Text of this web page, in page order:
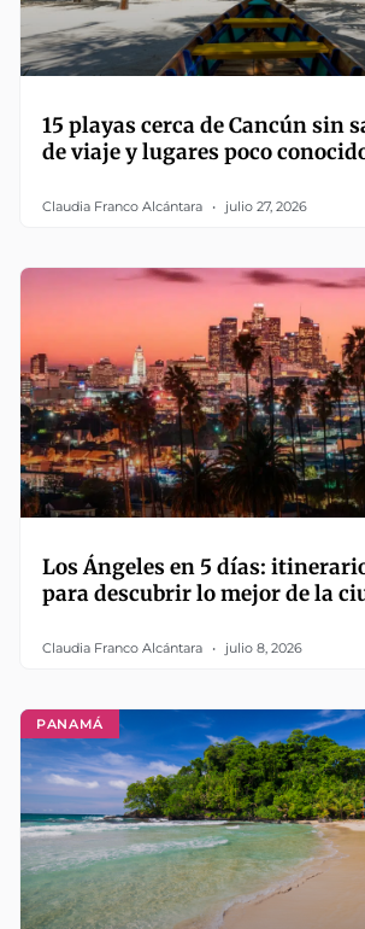
15 playas cerca de Cancún sin
de viaje y lugares poco
Claudia Franco Alcántara julio 27, 2026
Los Ángeles en 5 días:
para descubrir lo mejor de la
Claudia Franco Alcántara julio 8, 2026
PANAMÁ